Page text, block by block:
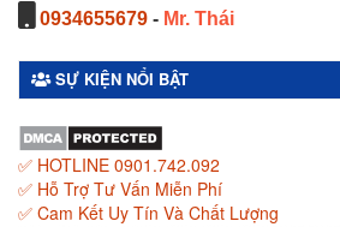
0934655679 - Mr. Thái
SỰ KIỆN NỔI BẬT
✅ HOTLINE 0901.742.092
✅ Hỗ Trợ Tư Vấn Miễn Phí
✅ Cam Kết Uy Tín Và Chất Lượng